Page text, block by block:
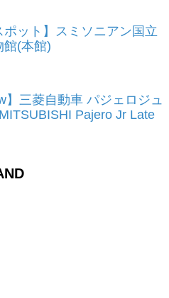
ポット】スミソニアン国立
館(本館)
】三菱自動車 パジェロジュ
Pajero Jr Late